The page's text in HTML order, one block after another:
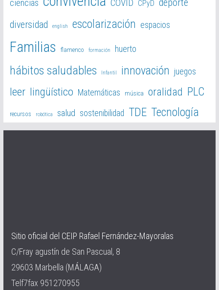
ciencias COVID CPyD
diversidad english escolarización espacios
Familias flamenco formación huerto
hábitos saludables Infantil innovación juegos
leer lingüístico Matemáticas música oralidad PLC
recursos robótica salud sostenibilidad TDE Tecnología
Sitio oficial del CEIP Rafael Fernández-Mayoralas
C/Fray agustín de San Pascual, 8
29603 Marbella (MÁLAGA)
Telf7fax 951270955